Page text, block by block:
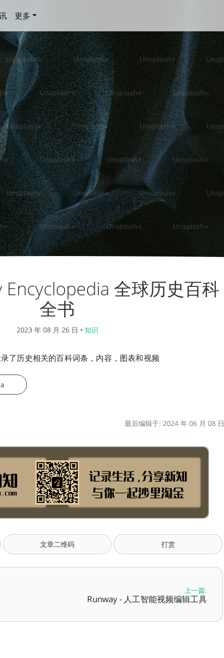
更多
全球历史百科
全书
2023 年 08 月 26 日 • 知识
了历史相关的百科词条，内容，图表和视频
最后编辑于: 2024 年 06 月 08 日
文章二维码 打赏
上一篇:
Runway - 人工智能视频编辑工具